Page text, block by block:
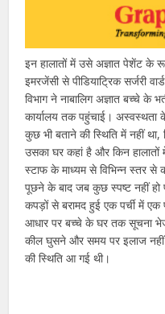
इन हालातों में उसे अज्ञात पेशेंट के
इमरजेंसी से पीडियाट्रिक सर्जरी
विभाग ने नाबालिग अज्ञात बच्चे के
कार्यालय तक पहुंचाई। अस्वस्थता
कुछ भी बताने की स्थिति में नहीं
उसका घर कहां है और किन हालातों
स्टाफ के माध्यम से विभिन्न स्तर से
पूछने के बाद जब कुछ स्पष्ट नहीं
कपड़ों से बरामद हुई एक पर्ची में एक
आधार पर बच्चे के घर तक सूचना
कील घुसने और समय पर इलाज
की स्थिति आ गई थी।